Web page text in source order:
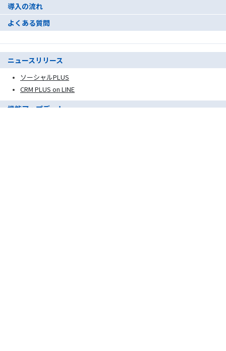
導入の流れ
よくある質問
ニュースリリース
ソーシャルPLUS
CRM PLUS on LINE
機能アップデート